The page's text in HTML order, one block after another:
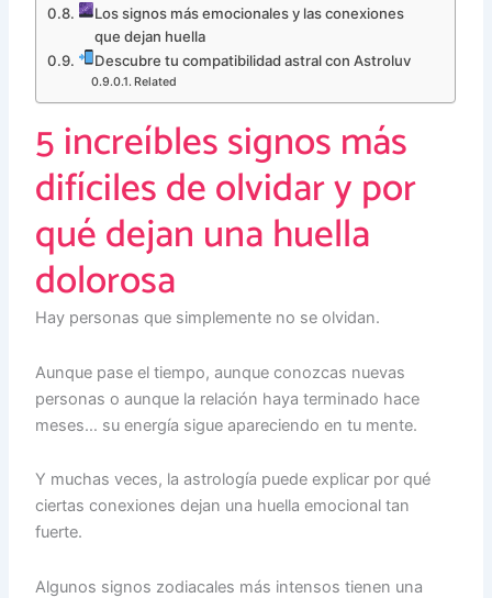
Los signos más emocionales y las conexiones
que dejan huella
Descubre tu compatibilidad astral con Astroluv
Related
5 increíbles signos más
difíciles de olvidar y por
qué dejan una huella
dolorosa
Hay personas que simplemente no se olvidan.
Aunque pase el tiempo, aunque conozcas nuevas
personas o aunque la relación haya terminado hace
meses… su energía sigue apareciendo en tu mente.
Y muchas veces, la astrología puede explicar por qué
ciertas conexiones dejan una huella emocional tan
fuerte.
Algunos signos zodiacales más intensos tienen una